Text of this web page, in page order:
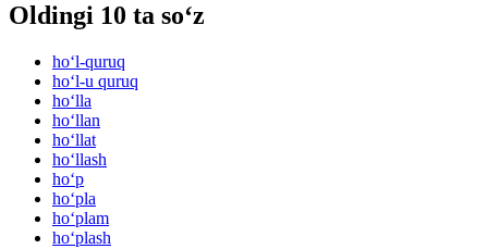
Oldingi 10 ta so‘z
ho‘l-quruq
ho‘l-u quruq
ho‘lla
ho‘llan
ho‘llat
ho‘llash
ho‘p
ho‘pla
ho‘plam
ho‘plash